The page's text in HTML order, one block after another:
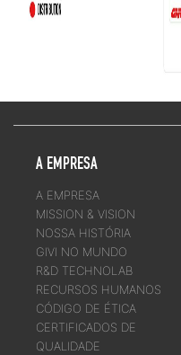
A EMPRESA
A EMPRESA
MISSION & VISION
NOSSA HISTÓRIA
GIVI NO MUNDO
R&D TECHNOLAB
RECURSOS HUMANOS
CÓDIGO DE ÉTICA
CERTIFICADOS DE
QUALIDADE